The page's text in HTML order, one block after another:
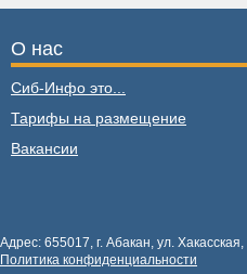
О нас
Сиб-Инфо это...
Тарифы на размещение
Вакансии
Адрес: 655017, г. Абакан, ул.
Политика конфиденциальности